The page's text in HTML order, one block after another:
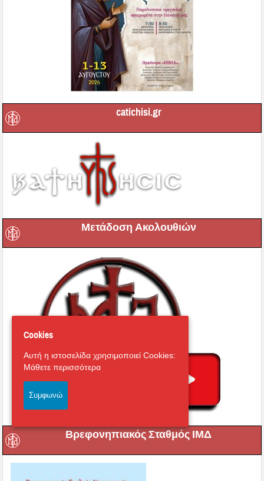
catichisi.gr
Μετάδοση Ακολουθιών
Βρεφονηπιακός Σταθμός ΙΜΔ
Cookies
Αυτή η ιστοσελίδα χρησιμοποιεί Cookies:
Μάθετε περισσότερα
Συμφωνώ